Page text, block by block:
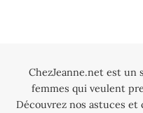
ChezJeanne.net est
femmes qui veulent
Découvrez nos astuces